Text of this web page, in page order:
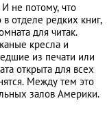
не потому, что
отделе редких книг,
для читак.
кресла и
из печати или
открыта для всех
Между тем это
залов Америки.